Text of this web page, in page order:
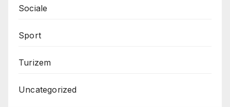
Sociale
Sport
Turizem
Uncategorized